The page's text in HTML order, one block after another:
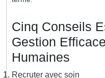
Cinq Conseils
Gestion
Humaines
Recruter avec soin